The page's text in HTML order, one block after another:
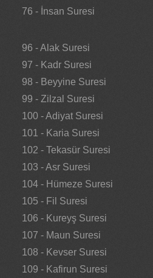
76 - İnsan Suresi
96 - Alak Suresi
97 - Kadr Suresi
98 - Beyyine Suresi
99 - Zilzal Suresi
100 - Adiyat Suresi
101 - Karia Suresi
102 - Tekasür Suresi
103 - Asr Suresi
104 - Hümeze Suresi
105 - Fil Suresi
106 - Kureyş Suresi
107 - Maun Suresi
108 - Kevser Suresi
109 - Kafirun Suresi